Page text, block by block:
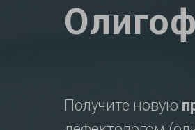
Получите новую